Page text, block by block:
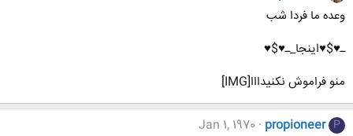
وعده ما فردا شب
ـ♥$♥اینجا_ـ♥$♥
منو فراموش نکنیدااا[IMG]
P
propioneer
Jan 1, 1970